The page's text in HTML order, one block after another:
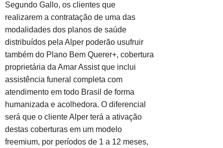
Segundo Gallo, os clientes que
realizarem a contratação de uma das
modalidades dos planos de saúde
distribuídos pela Alper poderão usufruir
também do Plano Bem Querer+, cobertura
proprietária da Amar Assist que inclui
assistência funeral completa com
atendimento em todo Brasil de forma
humanizada e acolhedora. O diferencial
será que o cliente Alper terá a ativação
destas coberturas em um modelo
freemium, por períodos de 1 a 12 meses,